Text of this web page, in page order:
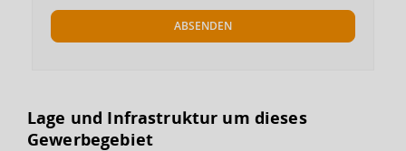
ABSENDEN
Lage und Infrastruktur um dieses
Gewerbegebiet